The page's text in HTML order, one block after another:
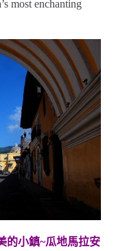
most enchanting